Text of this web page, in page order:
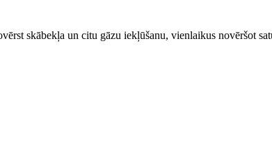
skābekļa un citu gāzu iekļūšanu, vienlaikus novēršot